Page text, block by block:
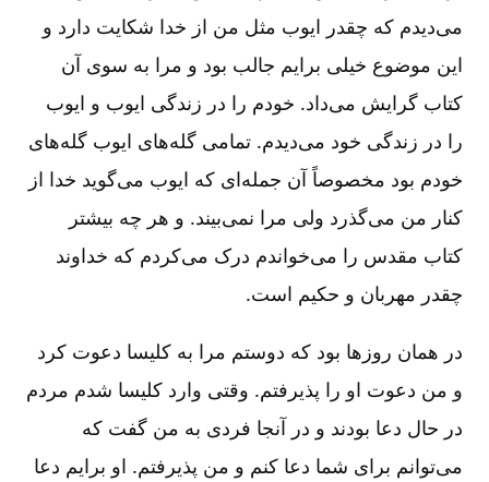
می‌دیدم که چقدر ایوب مثل من از خدا شکایت دارد و
این موضوع خیلی برایم جالب بود و مرا به سوی ‌آن
کتاب گرایش می‌داد. خودم را در زندگی ایوب و ایوب
را در زندگی‌ خود می‌دیدم. تمامی گله‌های ایوب گله‌های
خودم بود مخصوصاً آن جمله‌ای که ایوب می‌گوید خدا از
کنار من می‌گذرد ولی مرا نمی‌بیند. و هر چه بیشتر
کتاب مقدس را می‌خواندم درک می‌کردم که خداوند
چقدر مهربان و حکیم است.
در همان روزها بود که دوستم مرا به کلیسا دعوت کرد
و من دعوت او را پذیرفتم. وقتی وارد کلیسا شدم مردم
در حال دعا بودند و در آنجا فردی به من گفت که
می‌توانم برای شما دعا کنم و من پذیرفتم. او برایم دعا